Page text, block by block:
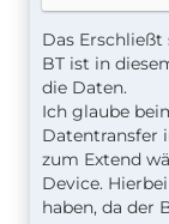
Das
BT ist in
die Daten.
Ich glaube
Datentransfer
zum Extend
Device.
haben, da der